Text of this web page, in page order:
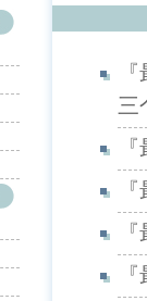
三